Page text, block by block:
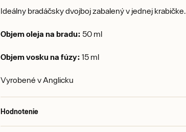
Ideálny bradáčsky dvojboj zabalený v jednej krabičke.
Objem oleja na bradu: 50 ml
Objem vosku na fúzy: 15 ml
Vyrobené v Anglicku
Hodnotenie